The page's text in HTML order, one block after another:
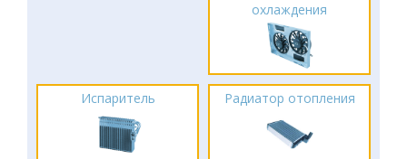
охлаждения
Испаритель Радиатор отопления